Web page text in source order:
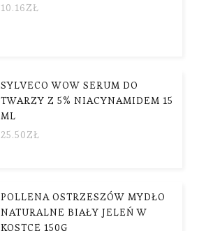
10.16ZŁ
SYLVECO WOW SERUM DO
TWARZY Z 5% NIACYNAMIDEM 15
ML
25.50ZŁ
POLLENA OSTRZESZÓW MYDŁO
NATURALNE BIAŁY JELEŃ W
KOSTCE 150G